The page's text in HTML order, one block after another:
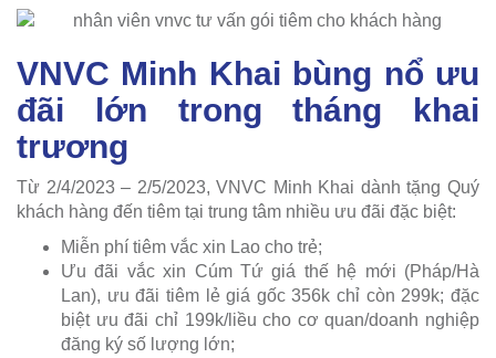
VNVC Minh Khai bùng nổ ưu
đãi lớn trong tháng khai
trương
Từ 2/4/2023 – 2/5/2023, VNVC Minh Khai dành tặng Quý
khách hàng đến tiêm tại trung tâm nhiều ưu đãi đặc biệt:
Miễn phí tiêm vắc xin Lao cho trẻ;
Ưu đãi vắc xin Cúm Tứ giá thế hệ mới (Pháp/Hà
Lan), ưu đãi tiêm lẻ giá gốc 356k chỉ còn 299k; đặc
biệt ưu đãi chỉ 199k/liều cho cơ quan/doanh nghiệp
đăng ký số lượng lớn;